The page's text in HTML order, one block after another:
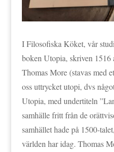
I Filosofiska Köket, vår
boken Utopia, skriven 1516
Thomas More (stavas med
oss uttrycket utopi, dvs
Utopia, med undertiteln
samhälle fritt från de
samhället hade på 1500-
världen har idag. Thomas